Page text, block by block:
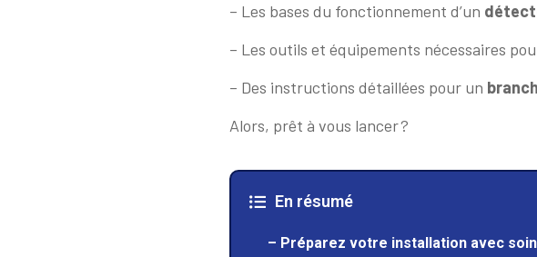
– Les bases du fonctionnement d’un
– Les outils et équipements nécessaires
– Des instructions détaillées pour un
Alors, prêt à vous lancer ?
En résumé
– Préparez votre installation avec soin